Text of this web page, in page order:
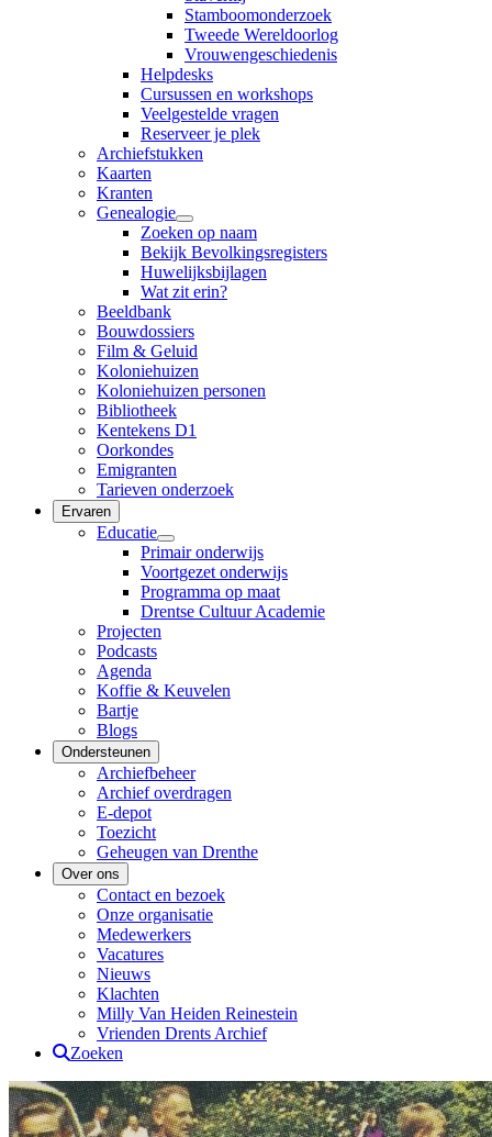
Stamboomonderzoek
Tweede Wereldoorlog
Vrouwengeschiedenis
Helpdesks
Cursussen en workshops
Veelgestelde vragen
Reserveer je plek
Archiefstukken
Kaarten
Kranten
Genealogie
Zoeken op naam
Bekijk Bevolkingsregisters
Huwelijksbijlagen
Wat zit erin?
Beeldbank
Bouwdossiers
Film & Geluid
Koloniehuizen
Koloniehuizen personen
Bibliotheek
Kentekens D1
Oorkondes
Emigranten
Tarieven onderzoek
Ervaren
Educatie
Primair onderwijs
Voortgezet onderwijs
Programma op maat
Drentse Cultuur Academie
Projecten
Podcasts
Agenda
Koffie & Keuvelen
Bartje
Blogs
Ondersteunen
Archiefbeheer
Archief overdragen
E-depot
Toezicht
Geheugen van Drenthe
Over ons
Contact en bezoek
Onze organisatie
Medewerkers
Vacatures
Nieuws
Klachten
Milly Van Heiden Reinestein
Vrienden Drents Archief
Zoeken
Drents Archief